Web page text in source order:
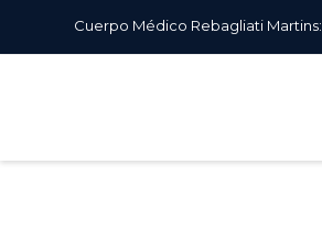
Cuerpo Médico Rebagliati Martins: